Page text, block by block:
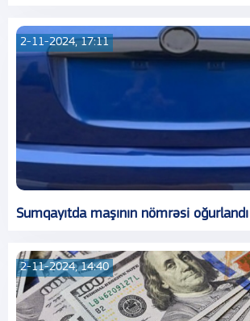
2-11-2024, 17:11
Sumqayıtda maşının nömrəsi oğurlandı
2-11-2024, 14:40